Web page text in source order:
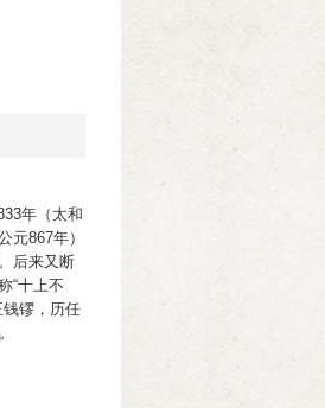
年（太和
元867年）
后来又断
“十上不
镠，历任